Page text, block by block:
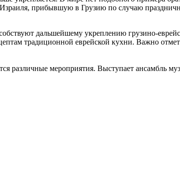
прибывшую в Грузию по случаю
дальшейшему укреплению грузино-
традиционной еврейской кухни. Важно
различные мероприятия. Выступает ансамбль